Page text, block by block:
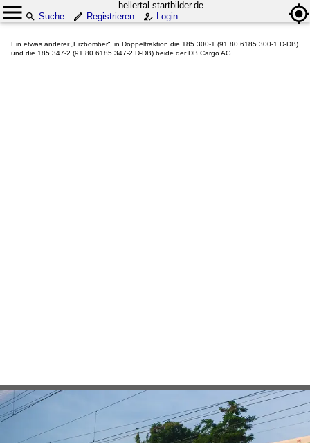
hellertal.startbilder.de
Suche
Registrieren Login
Ein etwas anderer „Erzbomber“, in Doppeltraktion die 185 300-1 (91 80 6185 300-1 D-DB)
und die 185 347-2 (91 80 6185 347-2 D-DB) beide der DB Cargo AG